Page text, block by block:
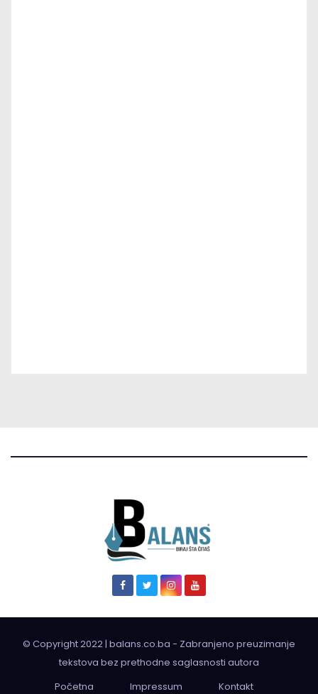
© Copyright 2022 | balans.co.ba - Zabranjeno preuzimanje
tekstova bez prethodne saglasnosti autora
Početna
Impressum Kontakt